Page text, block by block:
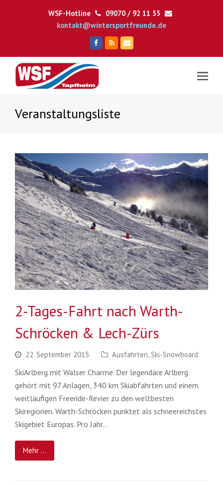
WSF-Hotline
09070 / 92 11 55
kontakt@wintersportfreunde.de
Facebook
RSS E-
Mail
Veranstaltungsliste
2-Tages-Fahrt nach Warth-
Schröcken & Lech-Zürs
22. September 2015 Ausfahrten,Ski-Snowboard
SkiArlberg mit Walser Charme. Der legendäre Arlberg
gehört mit 97 Anlagen, 340 km Skiabfahrten und einem
weitläufigen Freeride-Revier zu den weltbesten
Skiregionen. Warth-Schröcken punktet als schneereichstes
Skigebiet Europas. Pro Jahr…
Mehr ...